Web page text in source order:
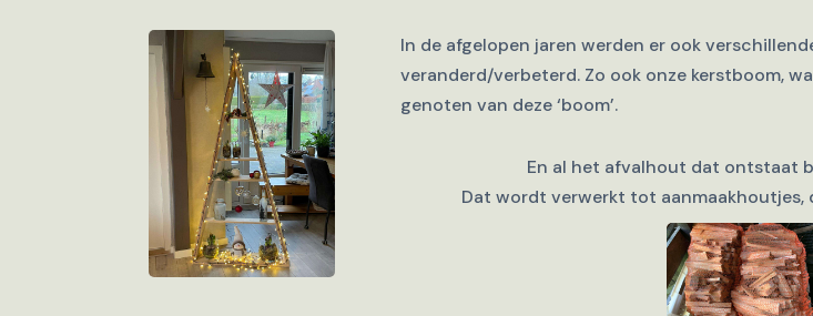
In de afgelopen jaren werden er ook
veranderd/verbeterd. Zo ook onze kerstboom,
genoten van deze ‘boom’.
En al het afvalhout dat ontstaat
Dat wordt verwerkt tot aanmaakhoutjes,